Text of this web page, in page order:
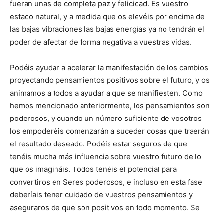
fueran unas de completa paz y felicidad. Es vuestro
estado natural, y a medida que os elevéis por encima de
las bajas vibraciones las bajas energías ya no tendrán el
poder de afectar de forma negativa a vuestras vidas.
Podéis ayudar a acelerar la manifestación de los cambios
proyectando pensamientos positivos sobre el futuro, y os
animamos a todos a ayudar a que se manifiesten. Como
hemos mencionado anteriormente, los pensamientos son
poderosos, y cuando un número suficiente de vosotros
los empoderéis comenzarán a suceder cosas que traerán
el resultado deseado. Podéis estar seguros de que
tenéis mucha más influencia sobre vuestro futuro de lo
que os imagináis. Todos tenéis el potencial para
convertiros en Seres poderosos, e incluso en esta fase
deberíais tener cuidado de vuestros pensamientos y
aseguraros de que son positivos en todo momento. Se